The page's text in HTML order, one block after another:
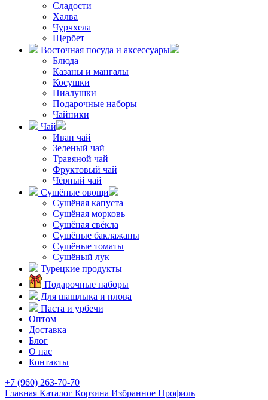
Сладости
Халва
Чурчхела
Щербет
Восточная посуда и аксессуары
Блюда
Казаны и мангалы
Косушки
Пиалушки
Подарочные наборы
Чайники
Чай
Иван чай
Зеленый чай
Травяной чай
Фруктовый чай
Чёрный чай
Сушёные овощи
Сушёная капуста
Сушёная морковь
Сушёная свёкла
Сушёные баклажаны
Сушёные томаты
Сушёный лук
Турецкие продукты
Подарочные наборы
Для шашлыка и плова
Паста и урбечи
Оптом
Доставка
Блог
О нас
Контакты
+7 (960) 263-70-70
Главная Каталог Корзина Избранное Профиль